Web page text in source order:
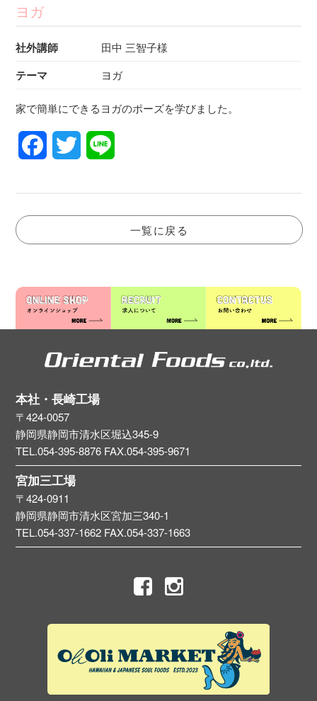
ヨガ
社外講師 田中 三智子様
テーマ ヨガ
家で簡単にできるヨガのポーズを学びました。
FacebookTwitter
一覧に戻る
本社・長崎工場
〒424-0057
静岡県静岡市清水区堀込345-9
TEL.054-395-8876 FAX.054-395-9671
宮加三工場
〒424-0911
静岡県静岡市清水区宮加三340-1
TEL.054-337-1662 FAX.054-337-1663